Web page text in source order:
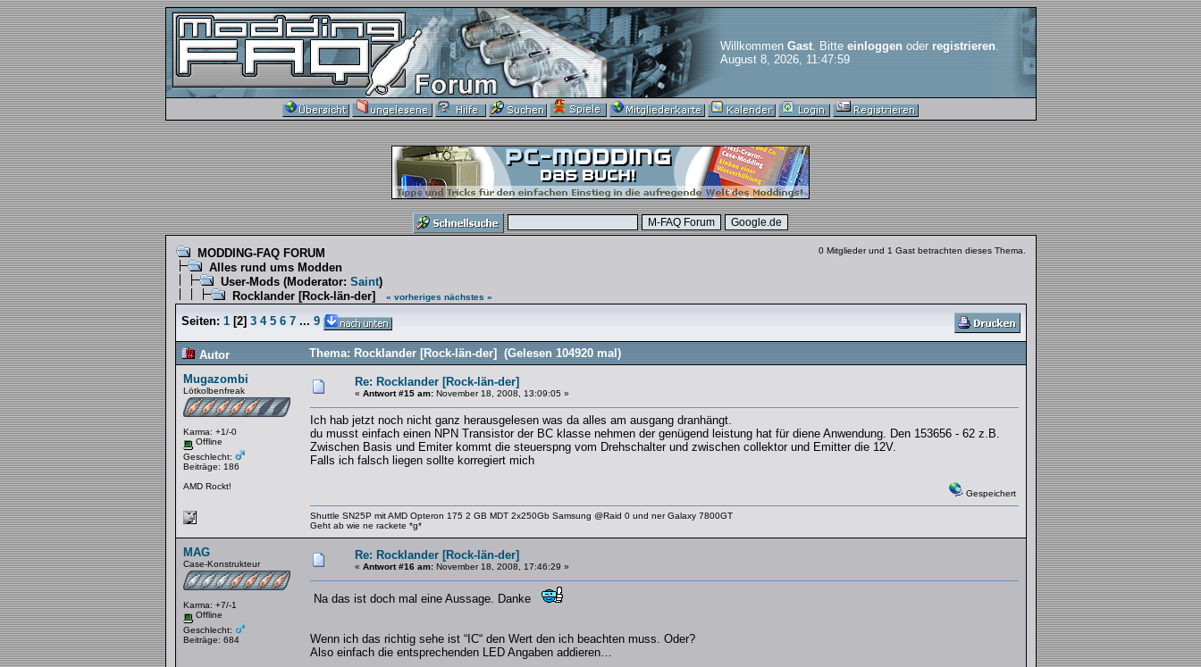
Willkommen Gast. Bitte einloggenoder registrieren.
August 8, 2026, 11:47:59
MODDING-FAQ FORUM
Alles rund ums Modden
User-Mods(Moderator: Saint)
Rocklander [Rock-län-der]
« vorheriges nächstes »
0 Mitglieder und 1 Gast betrachten dieses Thema.
Seiten: 1[2] 3 4 5 6 7 ... 9
Autor
Thema: Rocklander [Rock-län-der] (Gelesen 104920 mal)
Mugazombi
Lötkolbenfreak
Karma: +1/-0
Offline
Geschlecht:
Beiträge: 186
AMD Rockt!
Re: Rocklander [Rock-län-der]
« Antwort #15 am:November 18, 2008, 13:09:05 »
Ich hab jetzt noch nicht ganz herausgelesen was da alles am ausgang dranhängt.
du musst einfach einen NPN Transistor der BC klasse nehmen der genügend leistung hat für diene Anwendung. Den 153656 - 62 z.B.
Zwischen Basis und Emiter kommt die steuerspng vom Drehschalter und zwischen collektor und Emitter die 12V.
Falls ich falsch liegen sollte korregiert mich
Gespeichert
Shuttle SN25P mit AMD Opteron 175 2 GB MDT 2x250Gb Samsung @Raid 0 und ner Galaxy 7800GT
Geht ab wie ne rackete *g*
MAG
Case-Konstrukteur
Karma: +7/-1
Offline
Geschlecht:
Beiträge: 684
Re: Rocklander [Rock-län-der]
« Antwort #16 am:November 18, 2008, 17:46:29 »
Na das ist doch mal eine Aussage. Danke
Wenn ich das richtig sehe ist “IC“ den Wert den ich beachten muss. Oder?
Also einfach die entsprechenden LED Angaben addieren…